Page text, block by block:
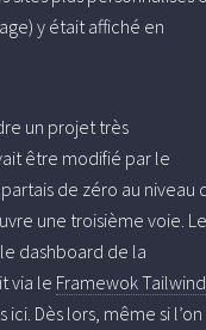
y était affiché en
un projet très
être modifié par le
de zéro au niveau
une troisième voie. Le
dashboard de la
via le Framewok Tailwind
Dès lors, même si l’on